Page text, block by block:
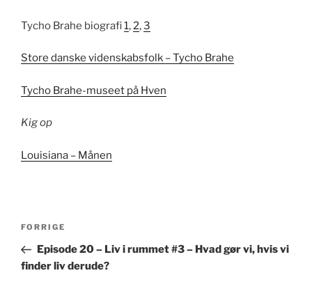
Tycho Brahe biografi1, 2,3
Store danske videnskabsfolk – Tycho Brahe
Tycho Brahe-museet på Hven
Kig op
Louisiana – Månen
Indlægsnavigation
Forrige
indlæg
FORRIGE
Episode 20 – Liv i rummet #3 – Hvad gør vi, hvis vi
finder liv derude?